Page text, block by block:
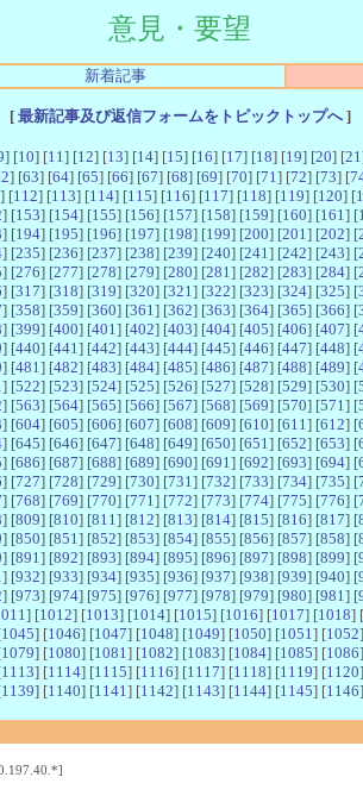
意見・要望
新着記事
[最新記事及び返信フォームをトピックトップへ]
] [10] [11 ] [12] [13] [14] [15] [16] [17] [18] [19] [20] [21
] [63] [64] [65] [66] [67] [68] [69] [70] [71 ] [72] [73] [
] [112] [113] [114] [115] [116] [117] [118] [119] [120] [
] [153] [154] [155] [156] [157] [158] [159] [160] [161 ] [
] [194] [195] [196] [197] [198] [199] [200] [201 ] [202] [
] [235] [236] [237] [238] [239] [240] [241 ] [242] [243] [
] [276] [277] [278] [279] [280] [281 ] [282] [283] [284] [
] [317] [318] [319] [320] [321 ] [322] [323] [324] [325] [
] [358] [359] [360] [361 ] [362] [363] [364] [365] [366] [
] [399] [400] [401 ] [402] [403] [404] [405] [406] [407] [
] [440] [441 ] [442] [443] [444] [445] [446] [447] [448] [
] [481 ] [482] [483] [484] [485] [486] [487] [488] [489] [
] [522] [523] [524] [525] [526] [527] [528] [529] [530] [
] [563] [564] [565] [566] [567] [568] [569] [570] [571 ] [
] [604] [605] [606] [607] [608] [609] [610] [611 ] [612] [
] [645] [646] [647] [648] [649] [650] [651 ] [652] [653] [
] [686] [687] [688] [689] [690] [691 ] [692] [693] [694] [
] [727] [728] [729] [730] [731 ] [732] [733] [734] [735] [
] [768] [769] [770] [771 ] [772] [773] [774] [775] [776] [
] [809] [810] [811 ] [812] [813] [814] [815] [816] [817] [
] [850] [851 ] [852] [853] [854] [855] [856] [857] [858] [
] [891 ] [892] [893] [894] [895] [896] [897] [898] [899] [
] [932] [933] [934] [935] [936] [937] [938] [939] [940] [
] [973] [974] [975] [976] [977] [978] [979] [980] [981 ] [
] [1012] [1013] [1014] [1015] [1016] [1017] [1018] [
1045] [1046] [1047] [1048] [1049] [1050] [1051 ] [1052
1079] [1080] [1081 ] [1082] [1083] [1084] [1085] [1086
1113] [1114] [1115] [1116] [1117] [1118] [1119] [1120
1139] [1140] [1141 ] [1142] [1143] [1144] [1145] [1146